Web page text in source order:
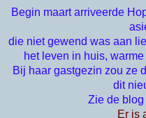
Begin maart arriveerde
die niet gewend was aan
het leven in huis,
Bij haar gastgezin zou ze
dit
Zie de blog
Er is